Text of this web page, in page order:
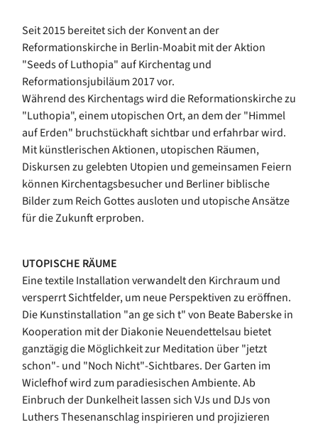
Seit 2015 bereitet sich der Konvent an der
Reformationskirche in Berlin-Moabit mit der Aktion
"Seeds of Luthopia" auf Kirchentag und
Reformationsjubiläum 2017 vor.
Während des Kirchentags wird die Reformationskirche zu
"Luthopia", einem utopischen Ort, an dem der "Himmel
auf Erden" bruchstückhaft sichtbar und erfahrbar wird.
Mit künstlerischen Aktionen, utopischen Räumen,
Diskursen zu gelebten Utopien und gemeinsamen Feiern
können Kirchentagsbesucher und Berliner biblische
Bilder zum Reich Gottes ausloten und utopische Ansätze
für die Zukunft erproben.
UTOPISCHE RÄUME
Eine textile Installation verwandelt den Kirchraum und
versperrt Sichtfelder, um neue Perspektiven zu eröffnen.
Die Kunstinstallation "an ge sich t" von Beate Baberske in
Kooperation mit der Diakonie Neuendettelsau bietet
ganztägig die Möglichkeit zur Meditation über "jetzt
schon"- und "Noch Nicht"-Sichtbares. Der Garten im
Wiclefhof wird zum paradiesischen Ambiente. Ab
Einbruch der Dunkelheit lassen sich VJs und DJs von
Luthers Thesenanschlag inspirieren und projizieren